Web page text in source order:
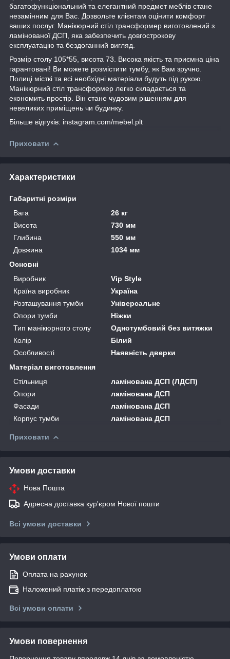
багатофункціональний та елегантний предмет меблів стане
незамінним для Вас. Дозвольте клієнтам оцінити комфорт
ваших послуг. Манікюрний стіл трансформер виготовлений з
ламінованої ДСП, яка забезпечить довгострокову
експлуатацію та бездоганний вигляд.
Розмір столу 105*55, висота 73. Висока якість та приємна ціна
гарантовані! Ви можете розмістити тумбу, як Вам зручно.
Полиці місткі та всі необхідні матеріали будуть під рукою.
Манікюрний стіл трансформер легко складається та
економить простір. Він стане чудовим рішенням для
невеликих приміщень чи будинку.
Більше відгуків: instagram.com/mebel.plt
Приховати
Характеристики
Габаритні розміри
Вага
26 кг
Висота
730 мм
Глибина
550 мм
Довжина
1034 мм
Основні
Виробник
Vip Style
Країна виробник
Україна
Розташування тумби
Універсальне
Опори тумби
Ніжки
Тип манікюрного столу
Однотумбовий без витяжки
Колір
Білий
Особливості
Наявність дверки
Матеріал виготовлення
Стільниця
ламінована ДСП (ЛДСП)
Опори
ламінована ДСП
Фасади
ламінована ДСП
Корпус тумби
ламінована ДСП
Приховати
Умови доставки
Нова Пошта
Адресна доставка кур'єром Нової пошти
Всі умови доставки
Умови оплати
Оплата на рахунок
Наложений платіж з передоплатою
Всі умови оплати
Умови повернення